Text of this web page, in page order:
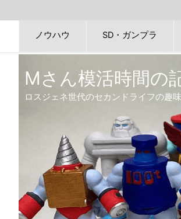
ノウハウ SD・ガンプラ
Mさん模活時間の
ロスジェネ世代のセカンドライフの趣